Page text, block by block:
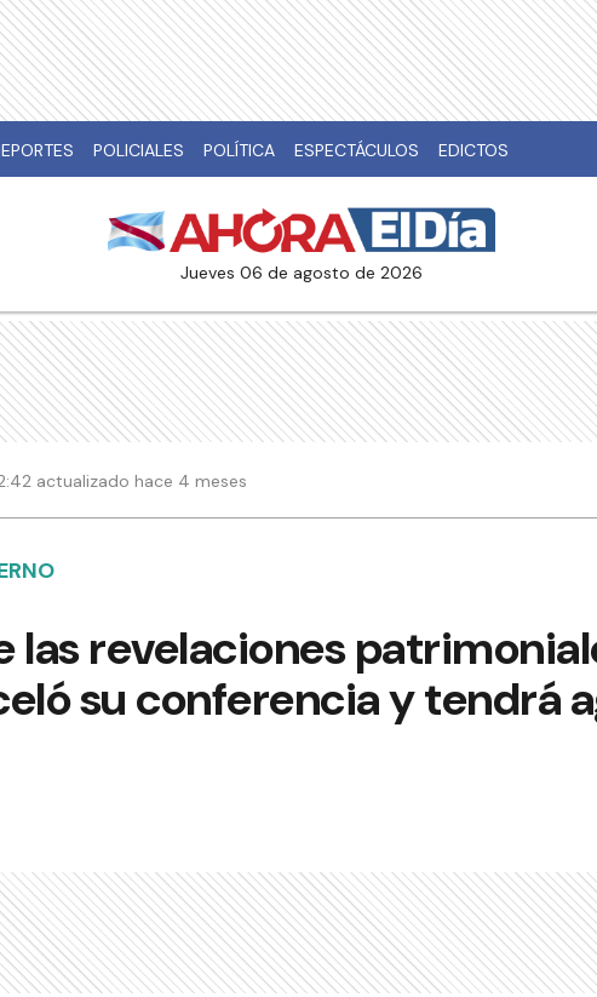
POLICIALES POLÍTICA ESPECTÁCULOS EDICTOS
jueves 06 de agosto de 2026
actualizado hace 4 meses
las revelaciones
su conferencia y tendrá